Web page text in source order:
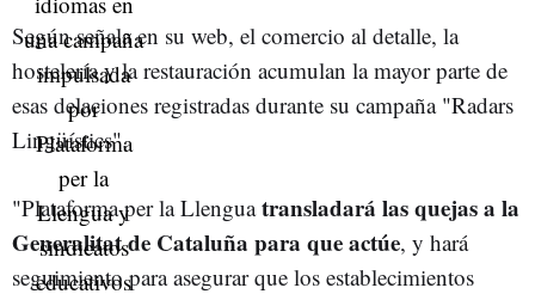
Según señala en su web, el comercio al detalle, la
hostelería y la restauración acumulan la mayor parte de
esas delaciones registradas durante su campaña "Radars
Lingüístics".
"Plataforma per la Llenguatransladará las quejas a la
Generalitat de Cataluña para que actúe, y hará
seguimiento para asegurar que los establecimientos